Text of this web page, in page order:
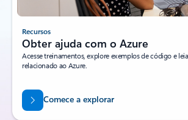
Recursos
Obter ajuda com o Azure
Acesse treinamentos, explore exemplos de código e
relacionado ao Azure.
Comece a explorar